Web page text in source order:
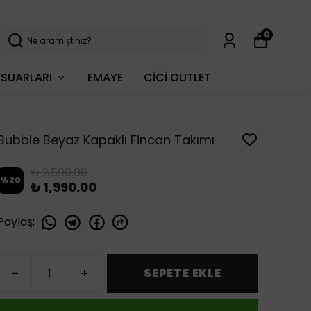
EMAYE CİCİ OUTLET
0
Beyaz Kapaklı Fincan Takımı
%20 ₺ 2,500.00
₺ 1,990.00
:
SEPETE EKLE